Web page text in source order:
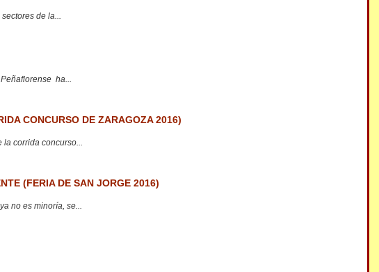
de la...
ha...
CONCURSO DE ZARAGOZA 2016)
la corrida concurso...
(FERIA DE SAN JORGE 2016)
no es minoría, se...